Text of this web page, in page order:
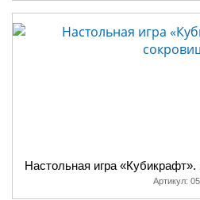
Настольная игра
Артикул: